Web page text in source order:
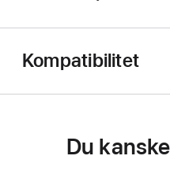
Kompatibilitet
Du